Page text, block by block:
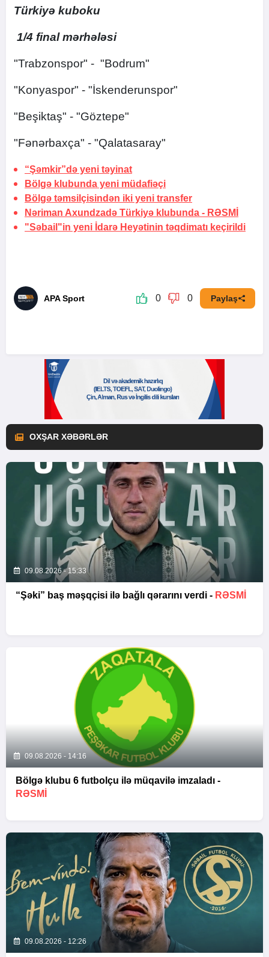
Türkiyə kuboku
1/4 final mərhələsi
"Trabzonspor" - "Bodrum"
"Konyaspor" - "İskenderunspor"
"Beşiktaş" - "Göztepe"
"Fənərbaxça" - "Qalatasaray"
“Şəmkir”də yeni təyinat
Bölgə klubunda yeni müdafiəçi
Bölgə təmsilçisindən iki yeni transfer
Nəriman Axundzadə Türkiyə klubunda - RƏSMİ
"Səbail"in yeni İdarə Heyətinin təqdimatı keçirildi
APA Sport 0 0 Paylaş
OXŞAR XƏBƏRLƏR
09.08.2026 - 15:33
“Şəki” baş məşqçisi ilə bağlı qərarını verdi - RƏSMİ
09.08.2026 - 14:16
Bölgə klubu 6 futbolçu ilə müqavilə imzaladı -
RƏSMİ
09.08.2026 - 12:26